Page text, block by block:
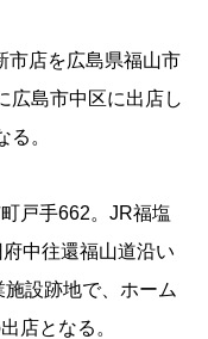
店を広島県福山市
広島市中区に出店し
。
戸手662。JR福塩
中往還福山道沿い
設跡地で、ホーム
店となる。